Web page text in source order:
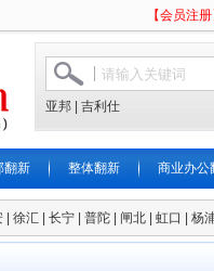
【会员注册
亚邦 吉利仕
翻新 整体翻新 商业办公
徐汇 | 长宁 | 普陀 | 闸北 | 虹口 | 杨